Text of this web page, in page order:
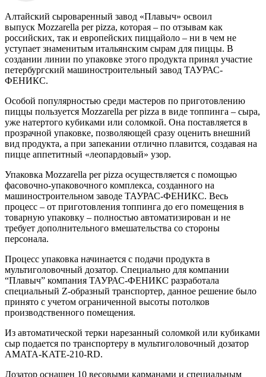
Алтайский сыроваренный завод «Плавыч» освоил
выпуск Mozzarella per pizza, которая – по отзывам как
российских, так и европейских пиццайоло – ни в чем не
уступает знаменитым итальянским сырам для пиццы. В
создании линии по упаковке этого продукта принял участие
петербургский машиностроительный завод ТАУРАС-
ФЕНИКС.
Особой популярностью среди мастеров по приготовлению
пиццы пользуется Mozzarella per pizza в виде топпинга – сыра,
уже натертого кубиками или соломкой. Она поставляется в
прозрачной упаковке, позволяющей сразу оценить внешний
вид продукта, а при запекании отлично плавится, создавая на
пицце аппетитный «леопардовый» узор.
Упаковка Mozzarella per pizza осуществляется с помощью
фасовочно-упаковочного комплекса, созданного на
машиностроительном заводе ТАУРАС-ФЕНИКС. Весь
процесс – от приготовления топпинга до его помещения в
товарную упаковку – полностью автоматизирован и не
требует дополнительного вмешательства со стороны
персонала.
Процесс упаковка начинается с подачи продукта в
мультиголовочный дозатор. Специально для компании
“Плавыч” компания ТАУРАС-ФЕНИКС разработала
специальный Z-образный транспортер, данное решение было
принято с учетом ограниченной высоты потолков
производственного помещения.
Из автоматической терки нарезанный соломкой или кубиками
сыр подается по транспортеру в мультиголовочный дозатор
AMATA-KATE-210-RD.
Дозатор оснащен 10 весовыми карманами и специальным